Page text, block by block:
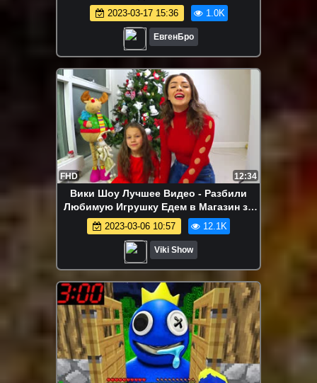
ВИДЕО ТРОЛЛИНГ MINECRAFT
2023-03-17 15:36 1.0K
ЕвгенБро
FHD 12:34
Вики Шоу Лучшее Видео - Разбили
Любимую Игрушку Едем в Магазин за
Новыми Игрушками Наряжаем Елку
Влог / Вики Шоу
2023-03-06 10:57 12.1K
Viki Show